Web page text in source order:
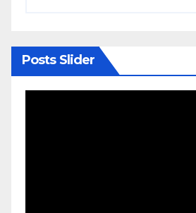
Posts Slider